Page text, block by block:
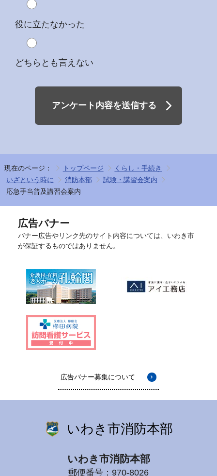
役に立たなかった
どちらとも言えない
アンケート内容を送信する
現在のページ： トップページ
くらし・手続き
いざという時に
消防本部
試験・講習会案内
応急手当普及講習会案内
広告バナー
バナー広告やリンク先のサイト内容については、いわき市
が保証するものではありません。
広告バナー募集について
いわき市消防本部
いわき市消防本部
郵便番号：970-8026